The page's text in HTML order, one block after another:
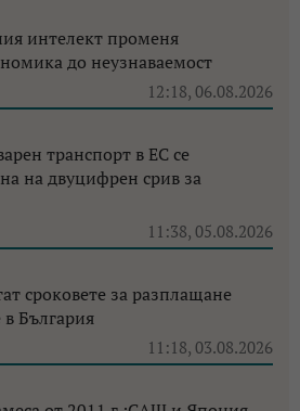
интелект променя
до неузнаваемост
12:18, 06.08.2026
транспорт в ЕС се
на двуцифрен срив за
11:38, 05.08.2026
сроковете за разплащане
България
11:18, 03.08.2026